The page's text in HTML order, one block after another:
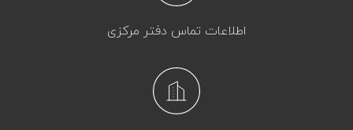
اطلاعات تماس دفتر مرکزی